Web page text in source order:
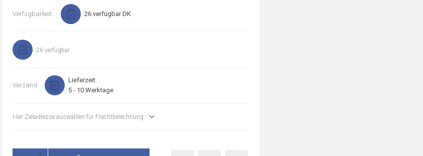
Verfügbarkeit: 26 verfügbar DK
26 verfügbar
Versand
Lieferzeit
5 - 10 Werktage
Hier Zieladresse auswählen für Frachtberechnung.